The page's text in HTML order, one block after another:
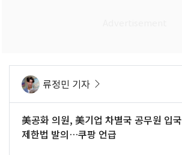
류정민 기자
美공화 의원, 美기업 차별국 공무원 입국
제한법 발의…쿠팡 언급